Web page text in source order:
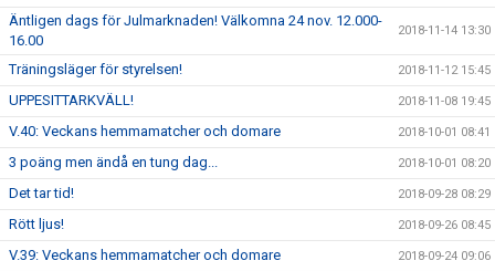
Äntligen dags för Julmarknaden! Välkomna 24 nov. 12.000-
16.00
2018-11-14 13:30
Träningsläger för styrelsen! 2018-11-12 15:45
UPPESITTARKVÄLL! 2018-11-08 19:45
V.40: Veckans hemmamatcher och domare 2018-10-01 08:41
3 poäng men ändå en tung dag... 2018-10-01 08:20
Det tar tid! 2018-09-28 08:29
Rött ljus! 2018-09-26 08:45
V.39: Veckans hemmamatcher och domare 2018-09-24 09:06